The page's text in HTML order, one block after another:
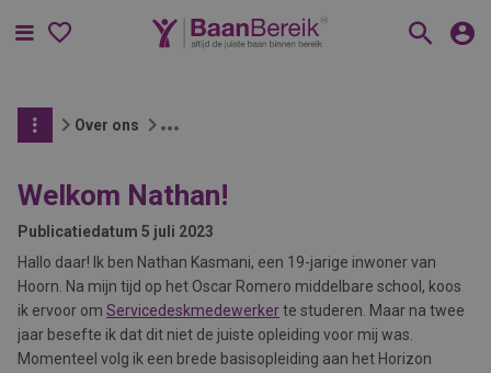
Menu
Over ons
Welkom Nathan!
Publicatiedatum 5 juli 2023
Hallo daar! Ik ben Nathan Kasmani, een 19-jarige inwoner van
Hoorn. Na mijn tijd op het Oscar Romero middelbare school, koos
ik ervoor om Servicedeskmedewerkerte studeren. Maar na twee
jaar besefte ik dat dit niet de juiste opleiding voor mij was.
Momenteel volg ik een brede basisopleiding aan het Horizon